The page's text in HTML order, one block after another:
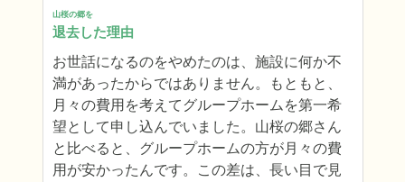
山桜の郷を
退去した理由
お世話になるのをやめたのは、施設に何か不
満があったからではありません。もともと、
月々の費用を考えてグループホームを第一希
望として申し込んでいました。山桜の郷さん
と比べると、グループホームの方が月々の費
用が安かったんです。この差は、長い目で見